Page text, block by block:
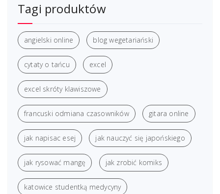
Tagi produktów
angielski online blog wegetariański
cytaty o tańcu excel
excel skróty klawiszowe
francuski odmiana czasowników gitara online
jak napisac esej jak nauczyć się japońskiego
jak rysować mangę jak zrobić komiks
katowice studentką medycyny